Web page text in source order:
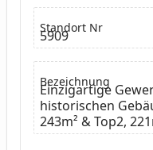
Standort Nr
5909
Bezeichnung
Einzigartige
historischen
243m² & Top2,